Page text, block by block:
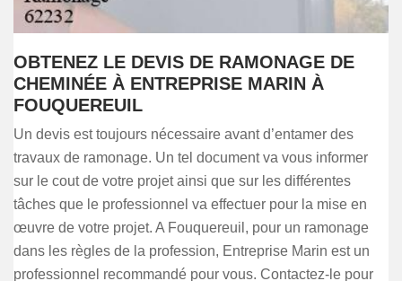
OBTENEZ LE DEVIS DE RAMONAGE DE
CHEMINÉE À ENTREPRISE MARIN À
FOUQUEREUIL
Un devis est toujours nécessaire avant d’entamer des
travaux de ramonage. Un tel document va vous informer
sur le cout de votre projet ainsi que sur les différentes
tâches que le professionnel va effectuer pour la mise en
œuvre de votre projet. A Fouquereuil, pour un ramonage
dans les règles de la profession, Entreprise Marin est un
professionnel recommandé pour vous. Contactez-le pour